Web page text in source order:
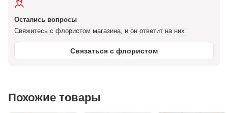
Остались вопросы
Свяжитесь с флористом магазина, и он ответит на них
Связаться с флористом
Похожие товары